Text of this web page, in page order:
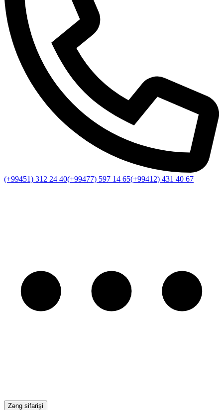
(+99451) 312 24 40(+99477) 597 14 65(+99412) 431 40 67
Zəng sifarişi